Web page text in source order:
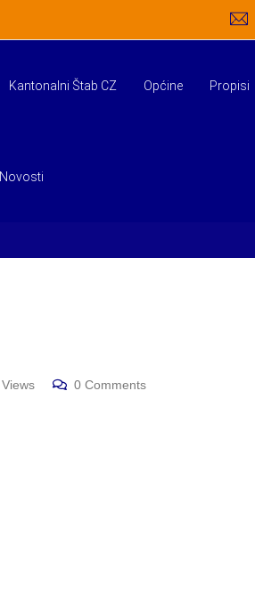
Kantonalni Štab CZ Općine Propisi
Novosti
Views 0 Comments